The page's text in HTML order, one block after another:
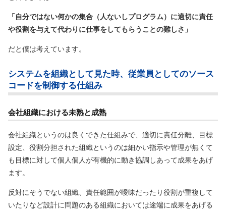
「自分ではない何かの集合（人ないしプログラム）に適切に責任
や役割を与えて代わりに仕事をしてもらうことの難しさ」
だと僕は考えています。
システムを組織として見た時、従業員としてのソース
コードを制御する仕組み
会社組織における未熟と成熟
会社組織というのは良くできた仕組みで、適切に責任分離、目標
設定、役割分担された組織というのは細かい指示や管理が無くて
も目標に対して個人個人が有機的に動き協調しあって成果をあげ
ます。
反対にそうでない組織、責任範囲が曖昧だったり役割が重複して
いたりなど設計に問題のある組織においては途端に成果をあげる